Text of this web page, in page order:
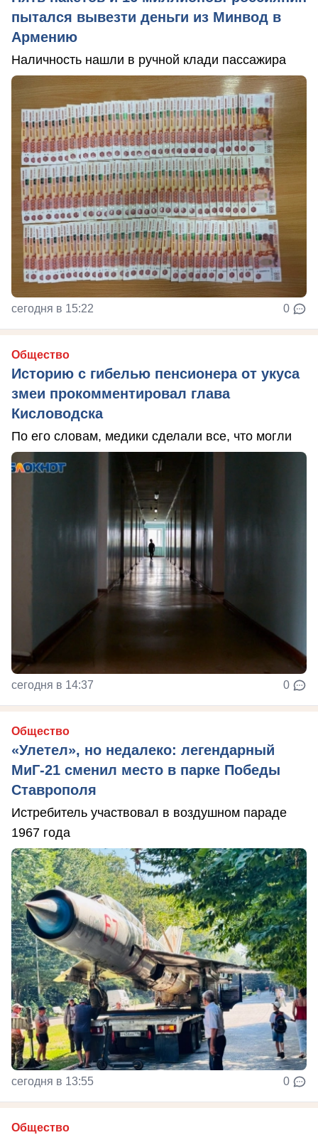
пытался вывезти деньги из Минвод в
Армению
Наличность нашли в ручной клади пассажира
сегодня в 15:22 0
Общество
Историю с гибелью пенсионера от укуса
змеи прокомментировал глава
Кисловодска
По его словам, медики сделали все, что могли
сегодня в 14:37 0
Общество
«Улетел», но недалеко: легендарный
МиГ-21 сменил место в парке Победы
Ставрополя
Истребитель участвовал в воздушном параде
1967 года
сегодня в 13:55 0
Общество